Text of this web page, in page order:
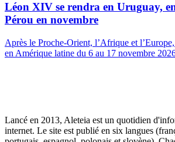
Léon XIV se rendra en Uruguay,
Pérou en novembre
Après le Proche-Orient, l’Afrique et
en Amérique latine du 6 au 17 novembre
Lancé en 2013, Aleteia est un quotidien
internet. Le site est publié en six langues